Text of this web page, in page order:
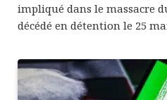
impliqué dans le massacre
décédé en détention le 25